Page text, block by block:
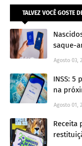
TALVEZ VOCÊ GOSTE
saque-
Agosto 03,
INSS: 5
na
Agosto 01,
Receita